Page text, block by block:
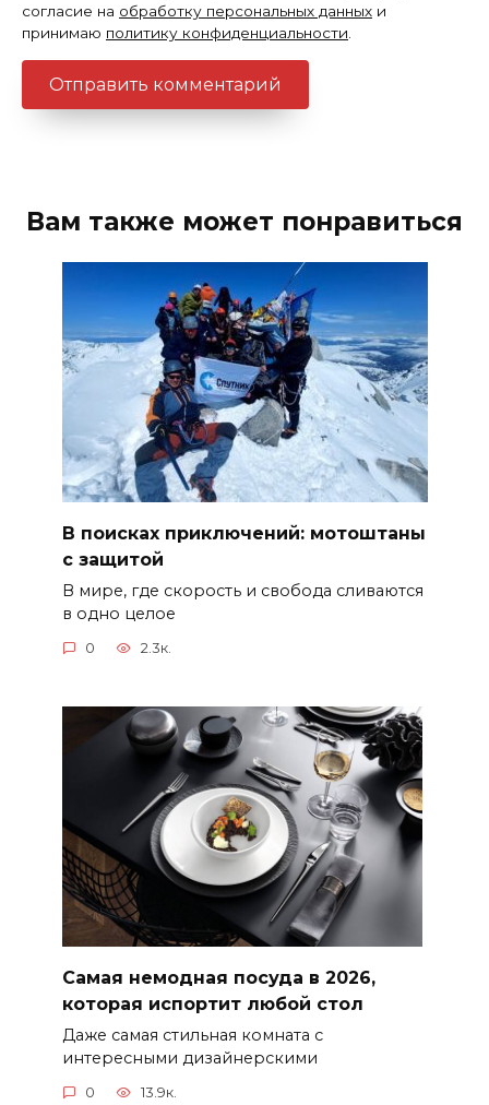
согласие на обработку персональных данных и
принимаю политику конфиденциальности
Вам также может понравиться
В поисках приключений: мотоштаны
с защитой
В мире, где скорость и свобода сливаются
в одно целое
0 2.3к.
Самая немодная посуда в 2026,
которая испортит любой стол
Даже самая стильная комната с
интересными дизайнерскими
0 13.9к.